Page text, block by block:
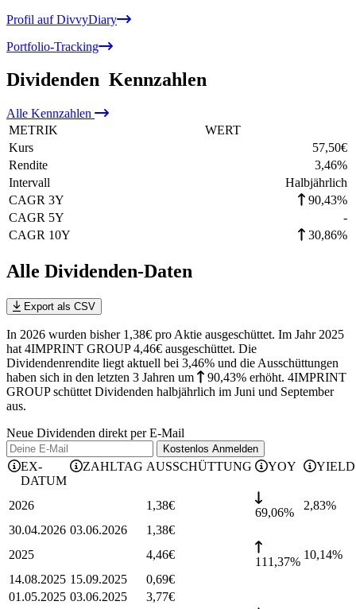
Profil auf DivvyDiary
Portfolio-Tracking
Dividenden Kennzahlen
Alle Kennzahlen
METRIK
WERT
Kurs
57,50€
Rendite
3,46%
Intervall
Halbjährlich
CAGR 3Y
90,43%
CAGR 5Y
-
CAGR 10Y
30,86%
Alle Dividenden-Daten
Export als CSV
In 2026 wurden bisher 1,38€ pro Aktie ausgeschüttet. Im Jahr 2025
hat 4IMPRINT GROUP 4,46€ ausgeschüttet. Die
Dividendenrendite liegt aktuell bei 3,46% und die Ausschüttungen
haben sich in den letzten 3 Jahren um 90,43% erhöht. 4IMPRINT
GROUP schüttet Dividenden halbjährlich im Juni und September
aus.
Neue Dividenden direkt per E-Mail
Kostenlos Anmelden
EX-
DATUM
ZAHLTAG AUSSCHÜTTUNG YOY YIELD
2026 1,38€
69,06%
2,83%
30.04.2026 03.06.2026 1,38€
2025
4,46€
111,37%
10,14%
14.08.2025 15.09.2025 0,69€
01.05.2025 03.06.2025 3,77€